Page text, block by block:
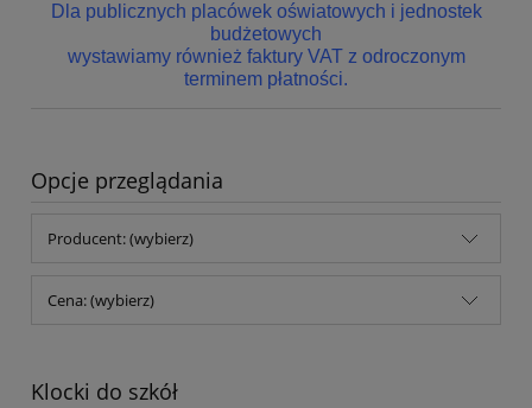
Dla publicznych placówek oświatowych i jednostek
budżetowych
wystawiamy również faktury VAT z odroczonym
terminem płatności.
Opcje przeglądania
Producent: (wybierz)
Cena: (wybierz)
Klocki do szkół